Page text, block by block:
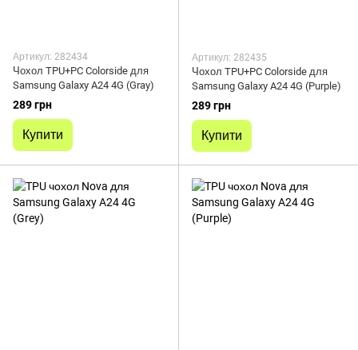
Артикул: 282434
Чохол TPU+PC Colorside для
Samsung Galaxy A24 4G (Gray)
289 грн
Купити
Артикул: 282435
Чохол TPU+PC Colorside для
Samsung Galaxy A24 4G (Purple)
289 грн
Купити